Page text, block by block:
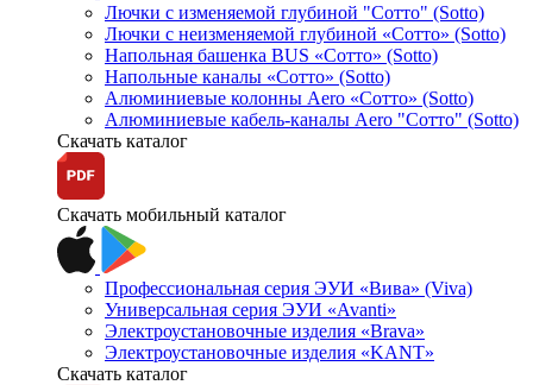
Лючки с изменяемой глубиной "Сотто" (Sotto)
Лючки с неизменяемой глубиной «Сотто» (Sotto)
Напольная башенка BUS «Сотто» (Sotto)
Напольные каналы «Сотто» (Sotto)
Алюминиевые колонны Aero «Сотто» (Sotto)
Алюминиевые кабель-каналы Aero "Сотто" (Sotto)
Скачать каталог
Скачать мобильный каталог
Профессиональная серия ЭУИ «Вива» (Viva)
Универсальная серия ЭУИ «Avanti»
Электроустановочные изделия «Brava»
Электроустановочные изделия «KANT»
Скачать каталог